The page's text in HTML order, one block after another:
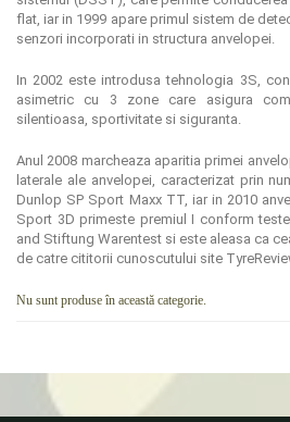
flat, iar in 1999 apare primul sistem de
senzori incorporati in structura anvelopei.
In 2002 este introdusa tehnologia 3S,
asimetric cu 3 zone care asigura
silentioasa, sportivitate si siguranta.
Anul 2008 marcheaza aparitia primei
laterale ale anvelopei, caracterizat prin
Dunlop SP Sport Maxx TT, iar in 2010
Sport 3D primeste premiul I conform
and Stiftung Warentest si este aleasa ca
de catre cititorii cunoscutului site
Nu sunt produse în această categorie.